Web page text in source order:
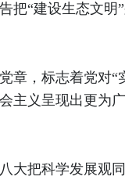
把“建设生态文明
，标志着党对“
主义呈现出更为广
把科学发展观同